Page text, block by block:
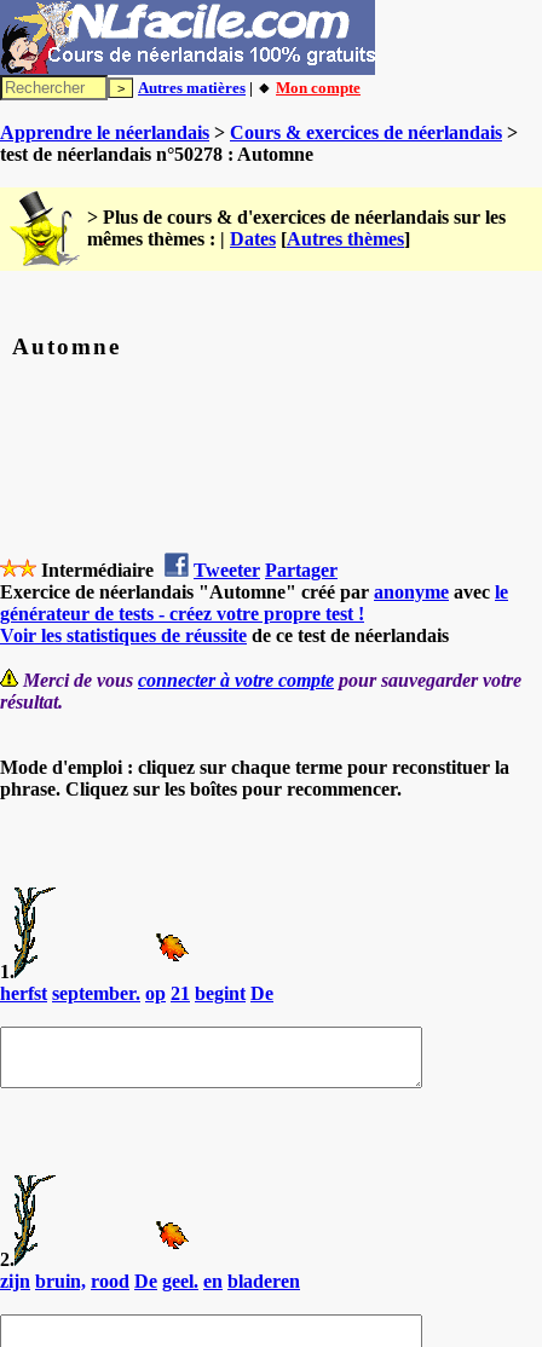
Autres matières | 🔸 Mon compte
Apprendre le néerlandais > Cours & exercices de néerlandais >
test de néerlandais n°50278 : Automne
> Plus de cours & d'exercices de néerlandais sur les
mêmes thèmes : | Dates [Autres thèmes]
Automne
Intermédiaire Tweeter Partager
Exercice de néerlandais "Automne" créé par anonyme avec le
générateur de tests - créez votre propre test !
Voir les statistiques de réussite de ce test de néerlandais
Merci de vous connecter à votre compte pour sauvegarder votre
résultat.
Mode d'emploi : cliquez sur chaque terme pour reconstituer la
phrase. Cliquez sur les boîtes pour recommencer.
1.
herfst september. op 21 begint De
2.
zijn bruin, rood De geel. en bladeren